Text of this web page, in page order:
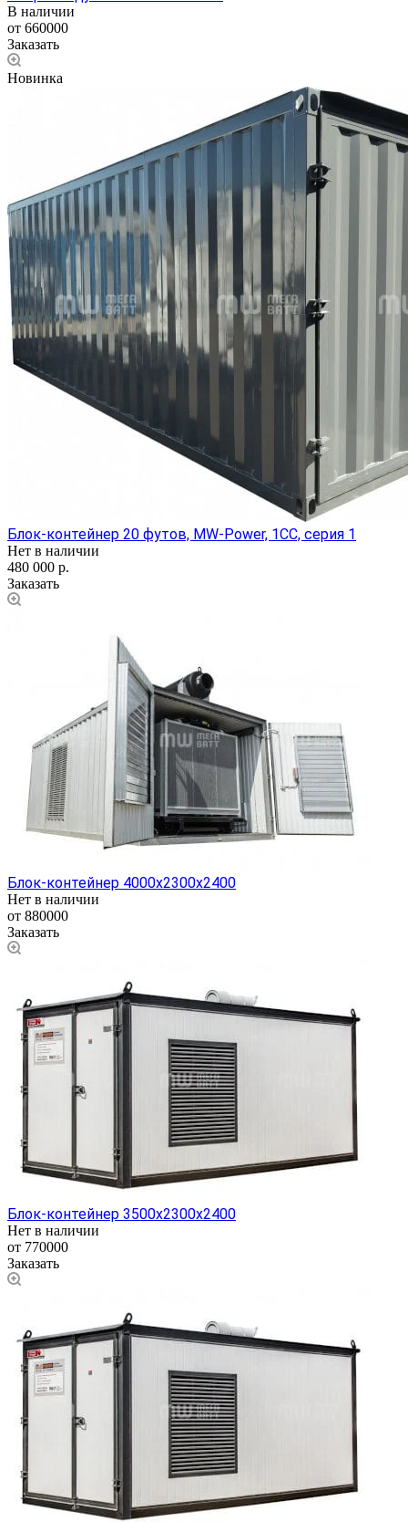
В наличии
от 660000
Заказать
Новинка
Блок-контейнер 20 футов, MW-Power, 1СС, серия 1
Нет в наличии
480 000 р.
Заказать
Блок-контейнер 4000х2300х2400
Нет в наличии
от 880000
Заказать
Блок-контейнер 3500х2300х2400
Нет в наличии
от 770000
Заказать